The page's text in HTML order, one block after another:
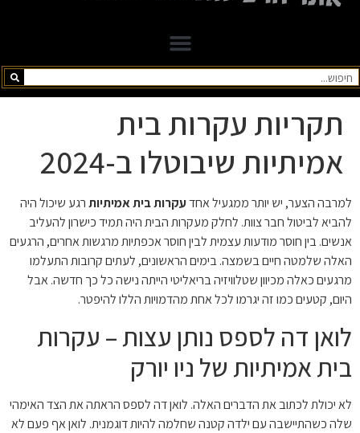
תקריות עקרות בית
אמיתיות שיבוטלו ב-2024
למרבה הצער, יש יותר ממגעיל אחדעקרות בית אמיתיותרגע שיכול היה
להביא לביטול חבר צוות. לחלק מעקרות הבית היה תמיד כישרון להעליב
אנשים. בין חוסר מודעות עצמית לבין חוסר אכפתיות מרגשות אחרים, הרגעים
האלה שלמטה חיים בשמצה. בימים הראשונים, לעתים קרובות התעלמו
מרגעים כאלה מכיוון שטלוויזיה בריאליטי הייתה נישה כל כך חדשה. אבל
היום, קטעים כמו זה יגרמו לכל אחת מהדמויות הללו להיפטר.
לואן דה לספס נותן עצות – עקרות
בית אמיתיות של ניו יורק
לא יכולת לכתוב את הדברים האלה. לואן דה לספס הראתה את הצד האימהי
שלה כשהתיישבה עם ילדה קטנה שחלמה להיות דוגמנית. לואן אף פעם לא